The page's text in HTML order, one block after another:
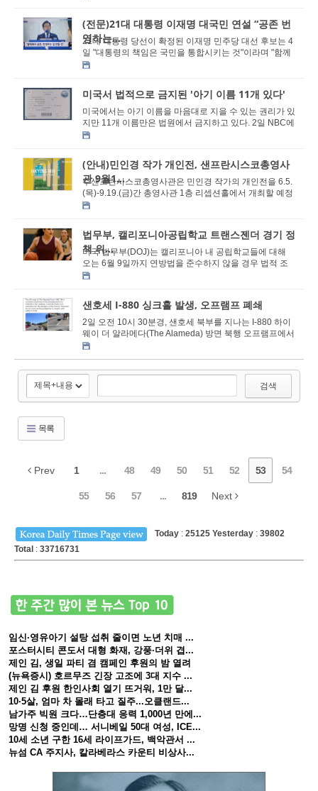
(전문)21대 대통령 이재명 대국민 연설 “공존 번
영하는...
21대 대통령 당선이 확정된 이재명 민주당 대선 후보는 4
일 "대통령의 책임은 국민을 통합시키는 것"이라며 "함께
가자"고 밝혔다. 이 후보는 이날 오전 서울 여...
미국서 법적으로 금지된 '아기 이름 11개 있다'
미국에서는 아기 이름을 마음대로 지을 수 있는 권리가 있
지만 11개 이름만은 법원에서 금지하고 있다. 2일 NBC에
따르면 미국에서는 대부분의 이름이 허용되지만...
(안내)민인경 작가 개인전, 샌프란시스코총영사
관 9월1...
주샌프란시스코총영사관은 민인경 작가의 개인전을 6.5.
(목)-9.19.(금)간 총영사관 1층 리셉션홀에서 개최할 예정
입니다. 민인경 작가는 한국예술종합학교에서 조...
법무부, 캘리포니아공립학교 트랜스젠더 경기 정
책 위...
미국 법무부(DOJ)는 캘리포니아 내 공립학교들에 대해
오는 6월 9일까지 연방법을 준수하지 않을 경우 법적 조
치를 받을 수 있다는 내용의 공식 통보문을 발송했...
샌호세 I-880 싱크홀 발생, 오프램프 폐쇄
2일 오전 10시 30분경, 샌호세 북부를 지나는 I-880 하이
웨이 더 알라메다(The Alameda) 방면 북행 오프램프에서
싱크홀이 발생했다. NBC 베이 에어리어 뉴스는 ...
검색
목록
Prev 1 ... 48 49 50 51 52 53 54
55 56 57 ... 819 Next
Today : 25125 Yesterday : 39802
Total : 33716731
임신·영유아기 설탕 섭취 줄이면 노년 치매 ...
포스터시티 콘도서 대형 화재, 강풍·더위 겹...
제인 김, 생일 파티 겸 캠페인 후원의 밤 열려
(뉴욕증시) 호르무즈 긴장 고조에 3대 지수 ...
제인 김 후원 한인사회 열기 뜨거워, 1만 달...
10·5살, 엄마 차 몰래 타고 질주...오클랜드...
남가주 빅원 크다…단층대 응력 1,000년 만에...
망명 신청 중인데… 서니베일 50대 여성, ICE...
10세 소년 구한 16세 라이프가드, 백악관서 ...
뉴섬 CA 주지사, 칼라베라스 카운티 비상사...